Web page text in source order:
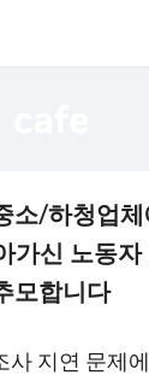
소/하청업
가신 노동자
모합니다
사 지연 문제